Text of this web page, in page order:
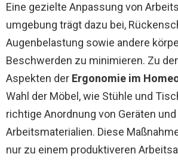
Eine gezielte Anpassung von
umgebung trägt dazu bei,
Augenbelastung sowie andere
Beschwerden zu minimieren. Zu
Aspekten der Ergonomie im
Wahl der Möbel, wie Stühle und
richtige Anordnung von Geräten und
Arbeitsmaterialien. Diese
nur zu einem produktiveren